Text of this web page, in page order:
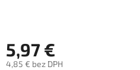
5,97 €
4,85 € bez DPH